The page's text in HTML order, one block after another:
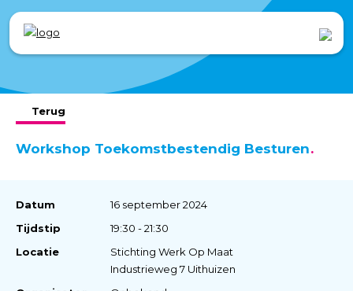
Terug
Workshop Toekomstbestendig Besturen
Datum
16 september 2024
Tijdstip
19:30 - 21:30
Locatie
Stichting Werk Op Maat
Industrieweg 7 Uithuizen